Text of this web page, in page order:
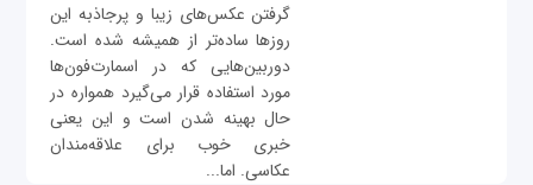
گرفتن عکس‌های زیبا و پرجاذبه این
روزها ساده‌تر از همیشه شده است.
دوربین‌هایی که در اسمارت‌فون‌ها
مورد استفاده قرار می‌گیرد همواره در
حال بهینه شدن است و این یعنی
خبری خوب برای علاقه‌مندان
عکاسی. اما...